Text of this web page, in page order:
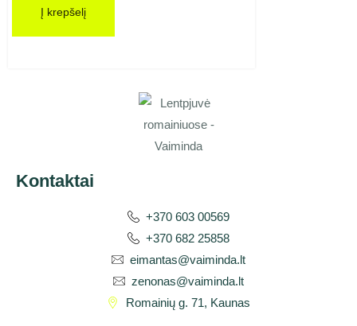
Į krepšelį
Kontaktai
+370 603 00569
+370 682 25858
eimantas@vaiminda.lt
zenonas@vaiminda.lt
Romainių g. 71, Kaunas